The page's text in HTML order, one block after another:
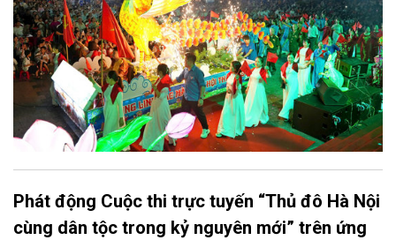
Phát động Cuộc thi trực tuyến “Thủ đô Hà Nội
cùng dân tộc trong kỷ nguyên mới” trên ứng